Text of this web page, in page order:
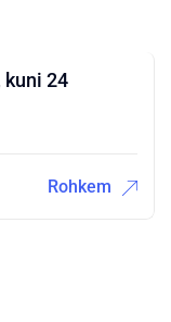
24
Rohkem